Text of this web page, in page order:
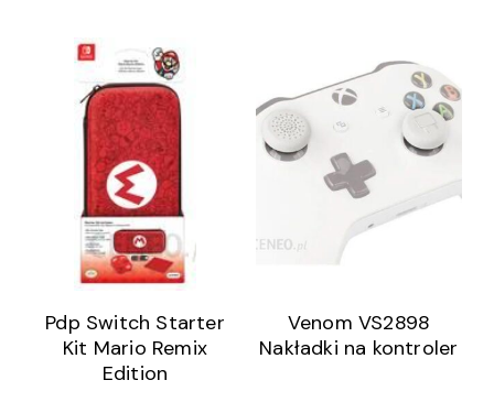
Pdp Switch Starter
Kit Mario Remix
Edition
Venom VS2898
Nakładki na kontroler